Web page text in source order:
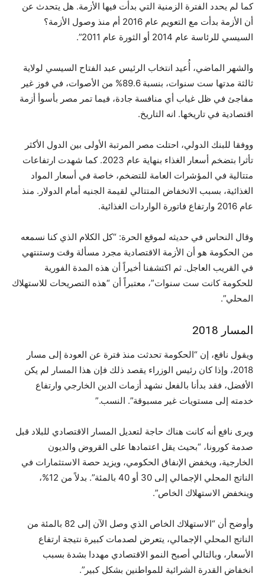
كما لم يحدد الفترة الزمنية التي بدأت فيها الأزمة. هل يتحدث عن
أن الأزمة بدأت مع التعويم عام 2016 أم منذ وصول الأزمة؟
السيسي للرئاسة عام 2014 أو الثورة عام 2011”.
والشهر الماضي، أُعيد انتخاب الرئيس عبد الفتاح السيسي لولاية
ثالثة مدتها ست سنوات، بنسبة 89.6% من الأصوات، في فوز غير
مفاجئ في ظل غياب أي منافسة جادة، فيما تمر مصر بأسوأ أزمة
اقتصادية في تاريخها. انه التاريخ.
ووفقا للبنك الدولي، احتلت مصر المرتبة الأولى بين الدول الأكثر
تأثرا بتضخم أسعار الغذاء بنهاية عام 2023. كما شهدت ارتفاعات
متتالية في المؤشرات العامة للتضخم، خاصة في أسعار المواد
الغذائية، بسبب الانخفاض المتتالي لقيمة الجنيه أمام الدولار. منذ
عام 2016 وارتفاع فاتورة الواردات الغذائية.
وقال النحاس في حديثه لموقع الحرة: “كل الكلام الذي كنا نسمعه
من الحكومة هو أن الأزمة الاقتصادية مجرد مسألة وقت وستنتهي
في القريب العاجل. ثم اكتشفنا أخيراً أن هذه المدة الفورية
للحكومة كانت ست سنوات”، معتبراً أن “هذه التصريحات للاستهلاك
المحلي”.
المسار 2018
ويقول نافع، إن “الحكومة تحدثت منذ فترة عن العودة إلى مسار
2018، وإذا كان رئيس الوزراء يقصد ذلك فإن هذا المسار لم يكن
الأفضل، فقد بدأنا بالفعل نشهد أزمات الدين الخارجي وارتفاع
خدمته إلى مستويات غير مسبوقة”. النسب.”
ويرى نافع أنه كانت هناك حاجة لتعديل المسار الاقتصادي للبلاد قبل
صدمة كورونا، “بحيث يقل اعتمادها على القروض والديون
الخارجية، ويخفض الإنفاق الحكومي، ويزيد حصة الاستثمارات في
الناتج المحلي الإجمالي إلى 30 أو 40 بالمئة”. بدلاً من 12%،
وينخفض ​​الاستهلاك الخاص”.
وأوضح أن “الاستهلاك الخاص الذي وصل الآن إلى 82 بالمئة من
الناتج المحلي الإجمالي، يتعرض لصدمات كبيرة نتيجة ارتفاع
الأسعار، وبالتالي أصبح النمو الاقتصادي مهددا بشدة بسبب
انخفاض القدرة الشرائية للمواطنين بشكل كبير”.